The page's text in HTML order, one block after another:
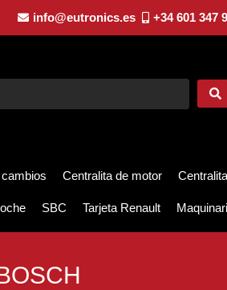
info@eutronics.es +34 601 347
Centralita de motor
SBC Tarjeta Renault